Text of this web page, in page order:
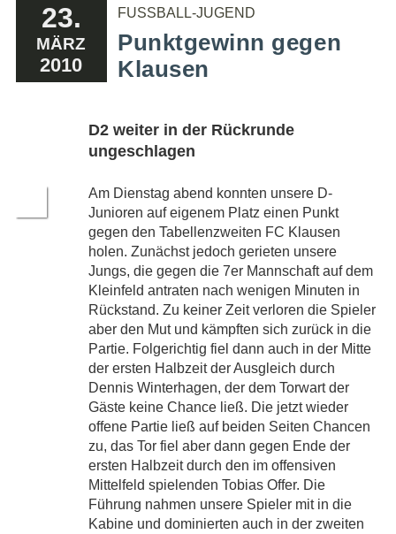
23.
MÄRZ
2010
FUSSBALL-JUGEND
Punktgewinn gegen
Klausen
D2 weiter in der Rückrunde
ungeschlagen
Am Dienstag abend konnten unsere D-
Junioren auf eigenem Platz einen Punkt
gegen den Tabellenzweiten FC Klausen
holen. Zunächst jedoch gerieten unsere
Jungs, die gegen die 7er Mannschaft auf dem
Kleinfeld antraten nach wenigen Minuten in
Rückstand. Zu keiner Zeit verloren die Spieler
aber den Mut und kämpften sich zurück in die
Partie. Folgerichtig fiel dann auch in der Mitte
der ersten Halbzeit der Ausgleich durch
Dennis Winterhagen, der dem Torwart der
Gäste keine Chance ließ. Die jetzt wieder
offene Partie ließ auf beiden Seiten Chancen
zu, das Tor fiel aber dann gegen Ende der
ersten Halbzeit durch den im offensiven
Mittelfeld spielenden Tobias Offer. Die
Führung nahmen unsere Spieler mit in die
Kabine und dominierten auch in der zweiten